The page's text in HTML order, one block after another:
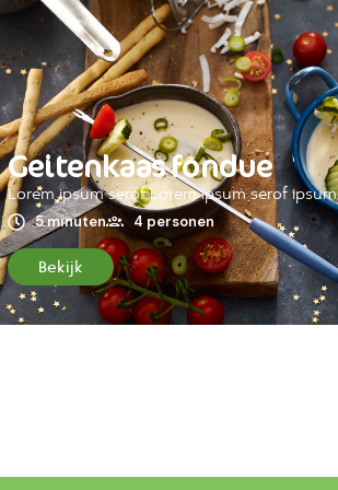
Geitenkaas fondue
Lorem ipsum serof Lorem ipsum serof ipsum
5 minuten 4 personen
Bekijk